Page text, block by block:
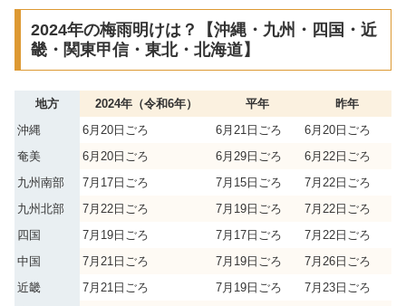
2024年の梅雨明けは？【沖縄・九州・四国・近
畿・関東甲信・東北・北海道】
地方 2024年（令和6年） 平年
昨年
沖縄
6月20日ごろ 6月21日ごろ
6月20日ごろ
奄美
6月20日ごろ 6月29日ごろ
6月22日ごろ
九州南部
7月17日ごろ 7月15日ごろ
7月22日ごろ
九州北部
7月22日ごろ 7月19日ごろ
7月22日ごろ
四国
7月19日ごろ 7月17日ごろ
7月22日ごろ
中国
7月21日ごろ 7月19日ごろ
7月26日ごろ
近畿
7月21日ごろ 7月19日ごろ
7月23日ごろ